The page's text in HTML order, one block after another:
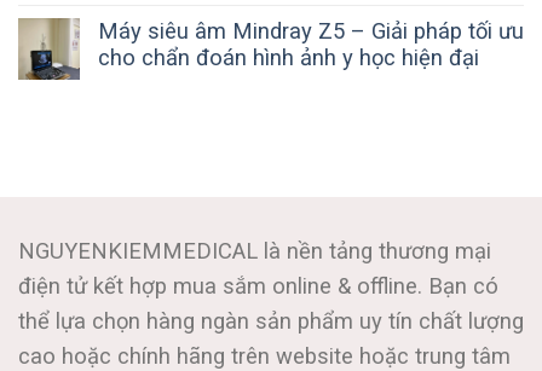
Máy siêu âm Mindray Z5 – Giải pháp tối ưu
cho chẩn đoán hình ảnh y học hiện đại
NGUYENKIEMMEDICAL là nền tảng thương mại
điện tử kết hợp mua sắm online & offline. Bạn có
thể lựa chọn hàng ngàn sản phẩm uy tín chất lượng
cao hoặc chính hãng trên website hoặc trung tâm